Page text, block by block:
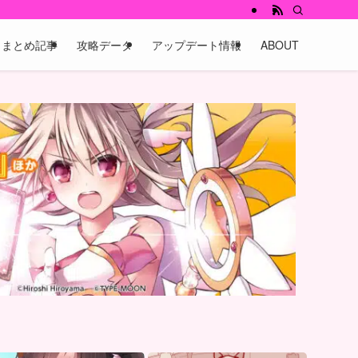
まとめ記事 攻略データ アップデート情報 ABOUT